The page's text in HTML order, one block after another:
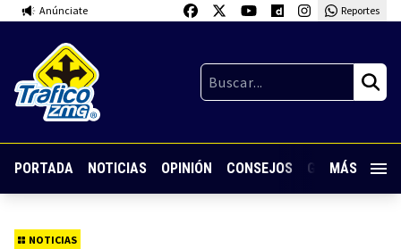
Anúnciate Reportes
PORTADA NOTICIAS OPINIÓN CONSEJOS GUARDIA
MÁS
NOTICIAS